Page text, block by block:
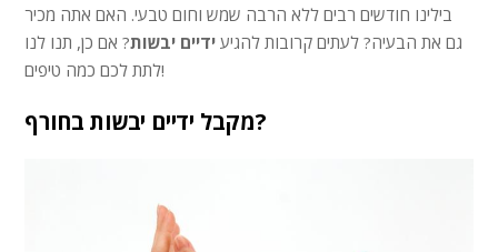
בילינו חודשים רבים ללא הרבה שמש וחום טבעי. האם אתה מכיר
גם את הבעיה? לעתים קרובות להגיע ידיים יבשות? אם כן, תנו לנו
לתת לכם כמה טיפים!
מקבל ידיים יבשות בחורף?